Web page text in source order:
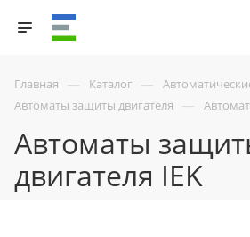
Главная — Каталог —
Автоматы защиты двигателя —
Автоматы
двигателя IEK